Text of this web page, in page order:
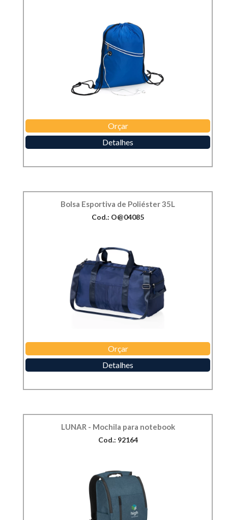
Orçar
Detalhes
Bolsa Esportiva de Poliéster 35L
Cod.: O@04085
Orçar
Detalhes
LUNAR - Mochila para notebook
Cod.: 92164